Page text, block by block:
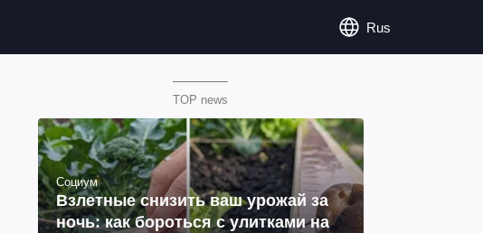
Rus
TOP news
Социум
Взлетные снизить ваш урожай за
ночь: как бороться с улитками на